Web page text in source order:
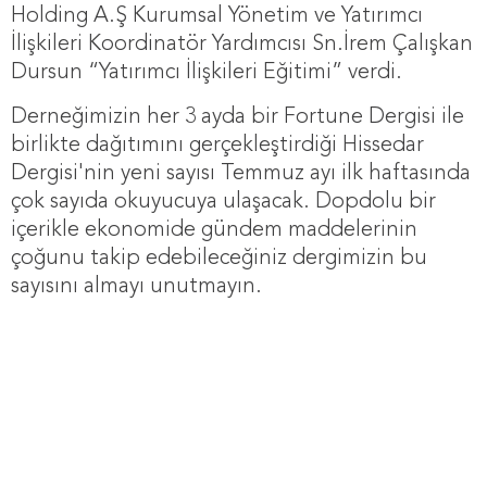
Holding A.Ş Kurumsal Yönetim ve Yatırımcı
İlişkileri Koordinatör Yardımcısı Sn.İrem Çalışkan
Dursun “Yatırımcı İlişkileri Eğitimi” verdi.
Derneğimizin her 3 ayda bir Fortune Dergisi ile
birlikte dağıtımını gerçekleştirdiği Hissedar
Dergisi'nin yeni sayısı Temmuz ayı ilk haftasında
çok sayıda okuyucuya ulaşacak. Dopdolu bir
içerikle ekonomide gündem maddelerinin
çoğunu takip edebileceğiniz dergimizin bu
sayısını almayı unutmayın.